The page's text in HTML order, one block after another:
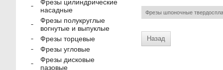
Фрезы шпоночные
Назад
Фрезы цилиндрические
насадные
Фрезы полукруглые
вогнутые и выпуклые
Фрезы торцевые
Фрезы угловые
Фрезы дисковые
пазовые